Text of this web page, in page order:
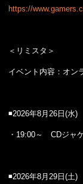
https://
＜リミスタ＞
イベント内容：オン
◾️2026年8月26日(水)
・19:00～ CDジャ
◾️2026年8月29日(土)